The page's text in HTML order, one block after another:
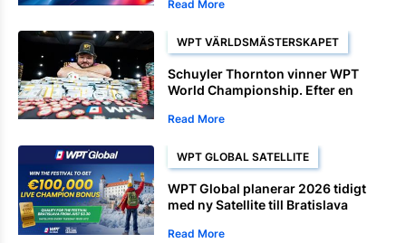
Read More
WPT VÄRLDSMÄSTERSKAPET
Schuyler Thornton vinner WPT
World Championship. Efter en
Read More
WPT GLOBAL SATELLITE
WPT Global planerar 2026 tidigt
med ny Satellite till Bratislava
Read More